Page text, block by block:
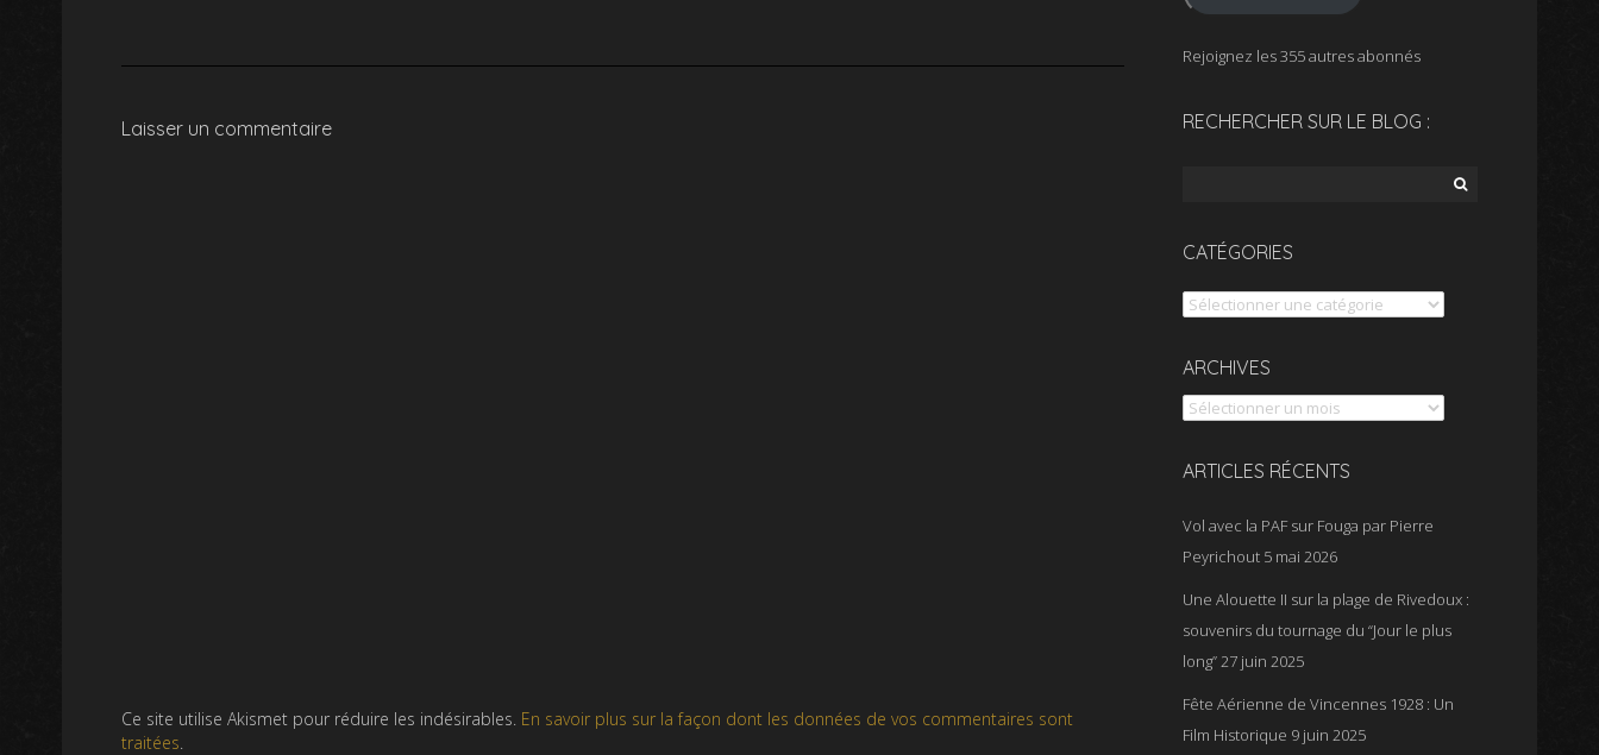
Laisser un commentaire
Ce site utilise Akismet pour réduire les indésirables. En savoir plus sur la façon dont les données de vos commentaires sont
traitées.
Rejoignez les 355 autres abonnés
RECHERCHER SUR LE BLOG :
CATÉGORIES
Catégories
ARCHIVES
Archives
ARTICLES RÉCENTS
Vol avec la PAF sur Fouga par Pierre
Peyrichout 5 mai 2026
Une Alouette II sur la plage de Rivedoux :
souvenirs du tournage du “Jour le plus
long”27 juin 2025
Fête Aérienne de Vincennes 1928 : Un
Film Historique 9 juin 2025